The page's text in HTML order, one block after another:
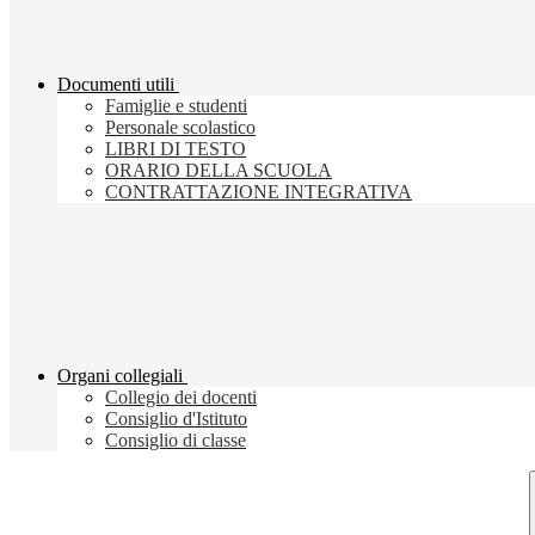
Documenti utili
Famiglie e studenti
Personale scolastico
LIBRI DI TESTO
ORARIO DELLA SCUOLA
CONTRATTAZIONE INTEGRATIVA
Organi collegiali
Collegio dei docenti
Consiglio d'Istituto
Consiglio di classe